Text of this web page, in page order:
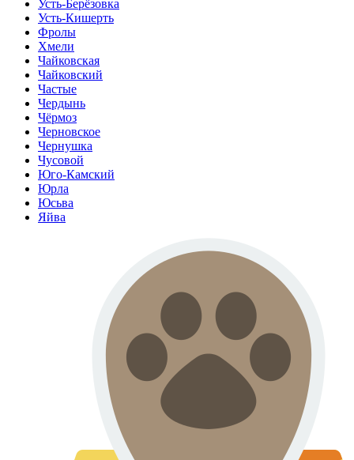
Усть-Берёзовка
Усть-Кишерть
Фролы
Хмели
Чайковская
Чайковский
Частые
Чердынь
Чёрмоз
Черновское
Чернушка
Чусовой
Юго-Камский
Юрла
Юсьва
Яйва